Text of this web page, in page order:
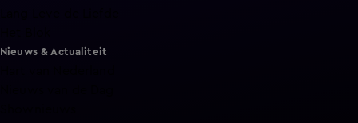
Nieuws & Actualiteit